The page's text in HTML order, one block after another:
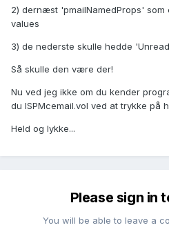
2) dernæst 'pmailNamedProps'
values
3) de nederste skulle hedde
Så skulle den være der!
Nu ved jeg ikke om du kender
du ISPMcemail.vol ved at trykke på
Held og lykke...
Please sign in
You will be able to leave a